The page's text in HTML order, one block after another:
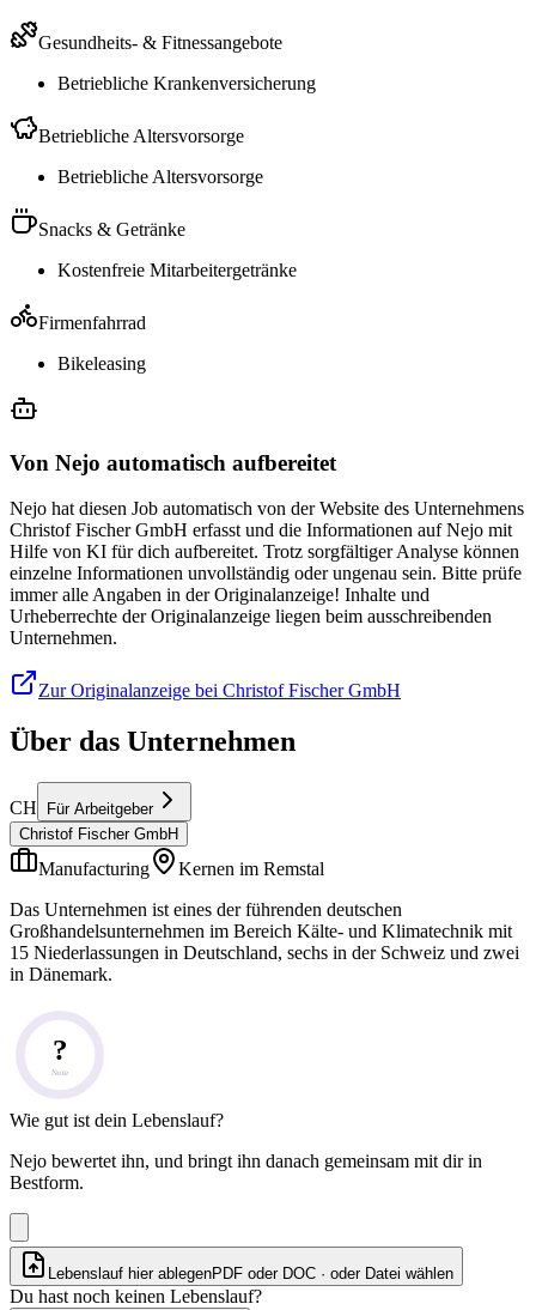
Gesundheits- & Fitnessangebote
Betriebliche Krankenversicherung
Betriebliche Altersvorsorge
Betriebliche Altersvorsorge
Snacks & Getränke
Kostenfreie Mitarbeitergetränke
Firmenfahrrad
Bikeleasing
Von Nejo automatisch aufbereitet
Nejo hat diesen Job automatisch von der Website des Unternehmens
Christof Fischer GmbH erfasst und die Informationen auf Nejo mit
Hilfe von KI für dich aufbereitet. Trotz sorgfältiger Analyse können
einzelne Informationen unvollständig oder ungenau sein. Bitte prüfe
immer alle Angaben in der Originalanzeige! Inhalte und
Urheberrechte der Originalanzeige liegen beim ausschreibenden
Unternehmen.
Zur Originalanzeige bei Christof Fischer GmbH
Über das Unternehmen
CH
Für Arbeitgeber
Christof Fischer GmbH
Manufacturing
Kernen im Remstal
Das Unternehmen ist eines der führenden deutschen
Großhandelsunternehmen im Bereich Kälte- und Klimatechnik mit
15 Niederlassungen in Deutschland, sechs in der Schweiz und zwei
in Dänemark.
?
Note
Wie gut ist dein Lebenslauf?
Nejo bewertet ihn, und bringt ihn danach gemeinsam mit dir in
Bestform.
Lebenslauf hier ablegenPDF oder DOC · oder Datei wählen
Du hast noch keinen Lebenslauf?